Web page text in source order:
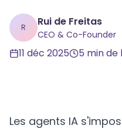
R Rui de Freitas
CEO & Co-Founder
11 déc 2025 5 min de
Les agents IA